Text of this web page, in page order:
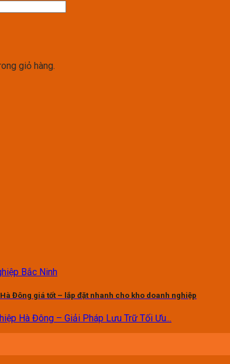
giỏ hàng.
Đông giá tốt – lắp đặt nhanh cho kho doanh nghiệp
Hà Đông – Giải Pháp Lưu Trữ Tối Ưu...